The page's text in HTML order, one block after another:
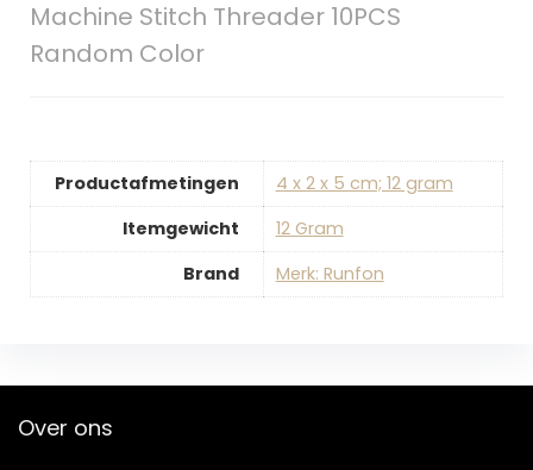
Machine Stitch Threader 10PCS
Random Color
Productafmetingen
‎4 x 2 x 5 cm; 12 gram
Itemgewicht
‎12 Gram
Brand
Merk: Runfon
Over ons